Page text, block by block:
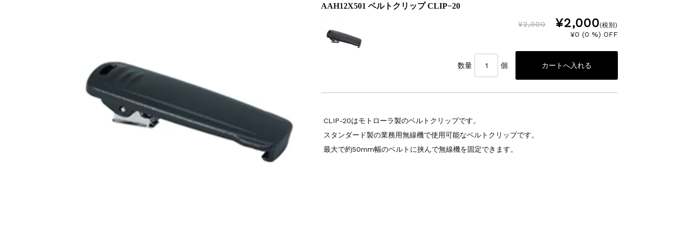
AAH12X501 ベルトクリップ CLIP−20
¥2,000 ¥2,000(税別)
¥0 (0 %) OFF
数量 個
CLIP-20はモトローラ製のベルトクリップです。
スタンダード製の業務用無線機で使用可能なベルトクリップです。
最大で約50mm幅のベルトに挟んで無線機を固定できます。